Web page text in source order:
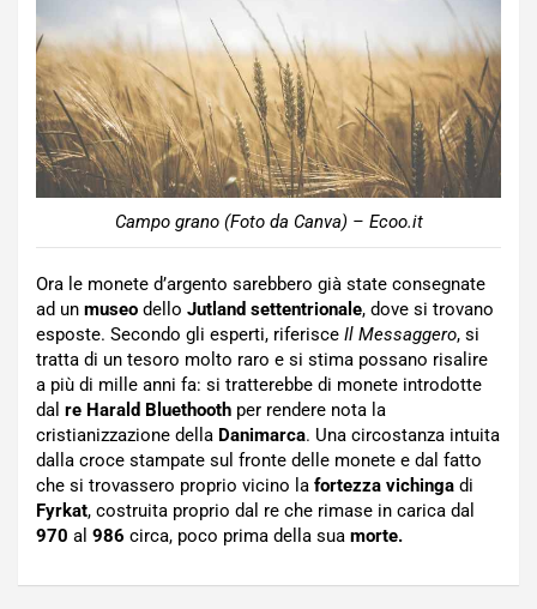
Campo grano (Foto da Canva) – Ecoo.it
Ora le monete d’argento sarebbero già state consegnate
ad un museo dello Jutland settentrionale, dove si trovano
esposte. Secondo gli esperti, riferisce Il Messaggero, si
tratta di un tesoro molto raro e si stima possano risalire
a più di mille anni fa: si tratterebbe di monete introdotte
dal re Harald Bluethooth per rendere nota la
cristianizzazione della Danimarca. Una circostanza intuita
dalla croce stampate sul fronte delle monete e dal fatto
che si trovassero proprio vicino la fortezza vichinga di
Fyrkat, costruita proprio dal re che rimase in carica dal
970 al 986 circa, poco prima della sua morte.